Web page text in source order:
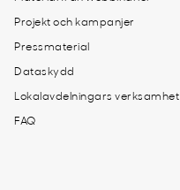
Projekt och kampanjer
Pressmaterial
Dataskydd
Lokalavdelningars verksamhet
FAQ